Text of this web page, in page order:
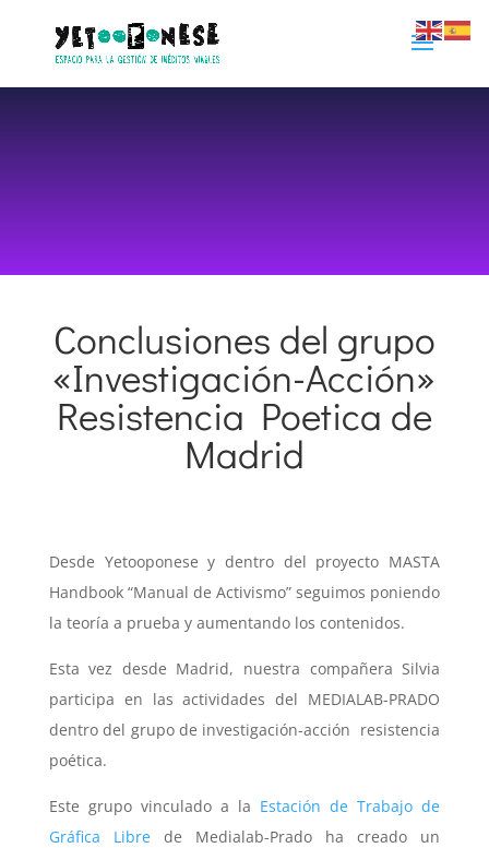
10 diciembre 2013 |Artivismo ,Participación,
Proyectos Internacionales
Conclusiones del grupo
«Investigación-Acción»
Resistencia Poetica de
Madrid
Desde Yetooponese y dentro del proyecto MASTA
Handbook “Manual de Activismo” seguimos poniendo
la teoría a prueba y aumentando los contenidos.
Esta vez desde Madrid, nuestra compañera Silvia
participa en las actividades del MEDIALAB-PRADO
dentro del grupo de investigación-acción resistencia
poética.
Este grupo vinculado a la Estación de Trabajo de
Gráfica Librede Medialab-Prado ha creado un